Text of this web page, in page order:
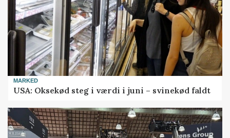
MARKED
USA: Oksekød steg i værdi i juni – svinekød faldt